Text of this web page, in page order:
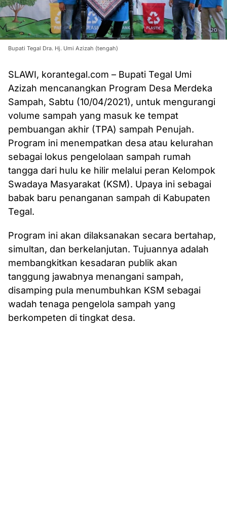
Bupati Tegal Dra. Hj. Umi Azizah (tengah)
SLAWI, korantegal.com – Bupati Tegal Umi
Azizah mencanangkan Program Desa Merdeka
Sampah, Sabtu (10/04/2021), untuk mengurangi
volume sampah yang masuk ke tempat
pembuangan akhir (TPA) sampah Penujah.
Program ini menempatkan desa atau kelurahan
sebagai lokus pengelolaan sampah rumah
tangga dari hulu ke hilir melalui peran Kelompok
Swadaya Masyarakat (KSM). Upaya ini sebagai
babak baru penanganan sampah di Kabupaten
Tegal.
Program ini akan dilaksanakan secara bertahap,
simultan, dan berkelanjutan. Tujuannya adalah
membangkitkan kesadaran publik akan
tanggung jawabnya menangani sampah,
disamping pula menumbuhkan KSM sebagai
wadah tenaga pengelola sampah yang
berkompeten di tingkat desa.